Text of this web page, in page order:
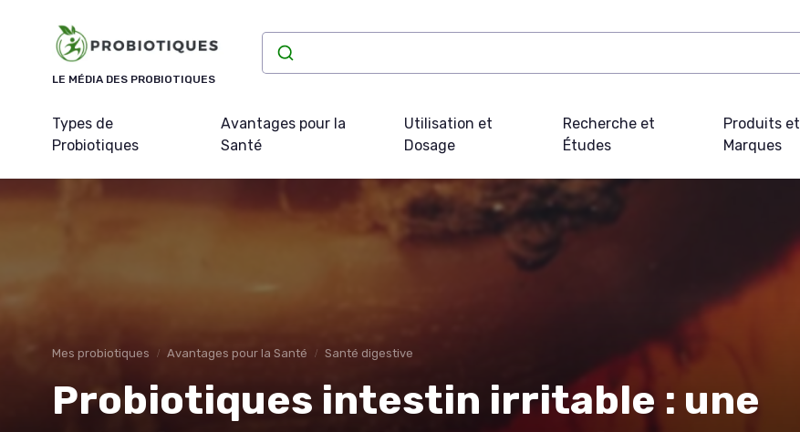
LE MÉDIA DES PROBIOTIQUES
Types de
Probiotiques
Avantages pour la
Santé
Utilisation et
Dosage
Recherche et
Études
Produits et
Marques
Mes probiotiques Avantages pour la Santé Santé digestive
Probiotiques intestin irritable : une